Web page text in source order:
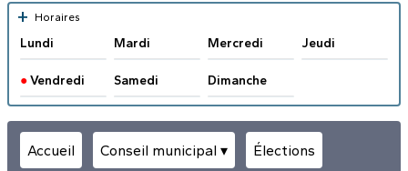
+ Horaires
Lundi Mardi Mercredi Jeudi
●Vendredi Samedi Dimanche
Accueil Conseil municipal ▾ Élections